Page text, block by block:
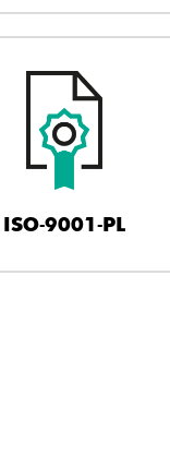
ISO-9001-PL